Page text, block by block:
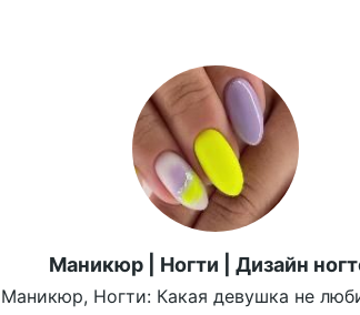
Маникюр | Ногти | Дизайн
Маникюр, Ногти: Какая девушка не